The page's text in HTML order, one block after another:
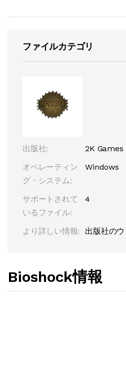
ファイルカテゴリ
出版社:
2K Games
オペレーティン
グ・システム:
Windows
サポートされて
いるファイル:
4
より詳しい情報: 出版社の
Bioshock情報